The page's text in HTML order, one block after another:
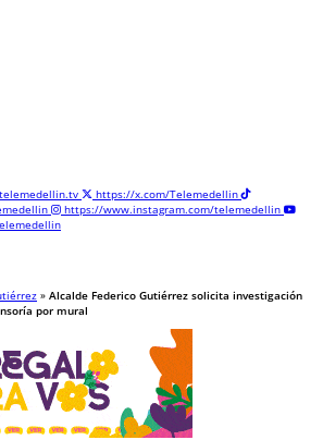
https://x.com/Telemedellin
https://www.instagram.com/telemedellin
» Alcalde Federico Gutiérrez solicita investigación
por mural